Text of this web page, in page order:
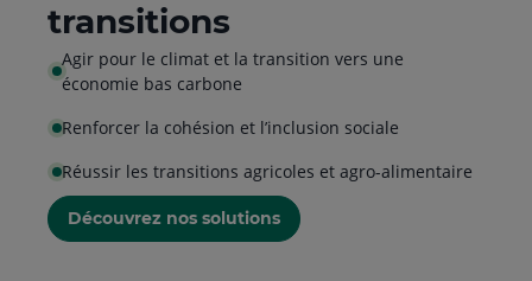
transitions
Agir pour le climat et la transition vers une
économie bas carbone
Renforcer la cohésion et l’inclusion sociale
Réussir les transitions agricoles et agro-alimentaire
Découvrez nos solutions